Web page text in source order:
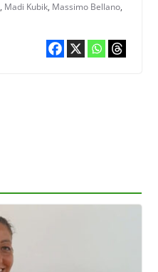
, Madi Kubik, Massimo Bellano,